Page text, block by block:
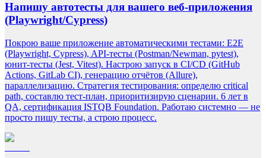
Напишу автотесты для вашего веб-приложения
(Playwright/Cypress)
Покрою ваше приложение автоматическими тестами: E2E
(Playwright, Cypress), API-тесты (Postman/Newman, pytest),
юнит-тесты (Jest, Vitest). Настрою запуск в CI/CD (GitHub
Actions, GitLab CI), генерацию отчётов (Allure),
параллелизацию. Стратегия тестирования: определю critical
path, составлю тест-план, приоритизирую сценарии. 6 лет в
QA, сертификация ISTQB Foundation. Работаю системно — не
просто пишу тесты, а строю процесс.